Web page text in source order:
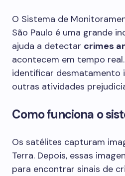
O Sistema de
São Paulo é uma grande
ajuda a detectar crimes
acontecem em tempo
identificar desmatamento
outras atividades
Como funciona o
Os satélites capturam
Terra. Depois, essas
para encontrar sinais de